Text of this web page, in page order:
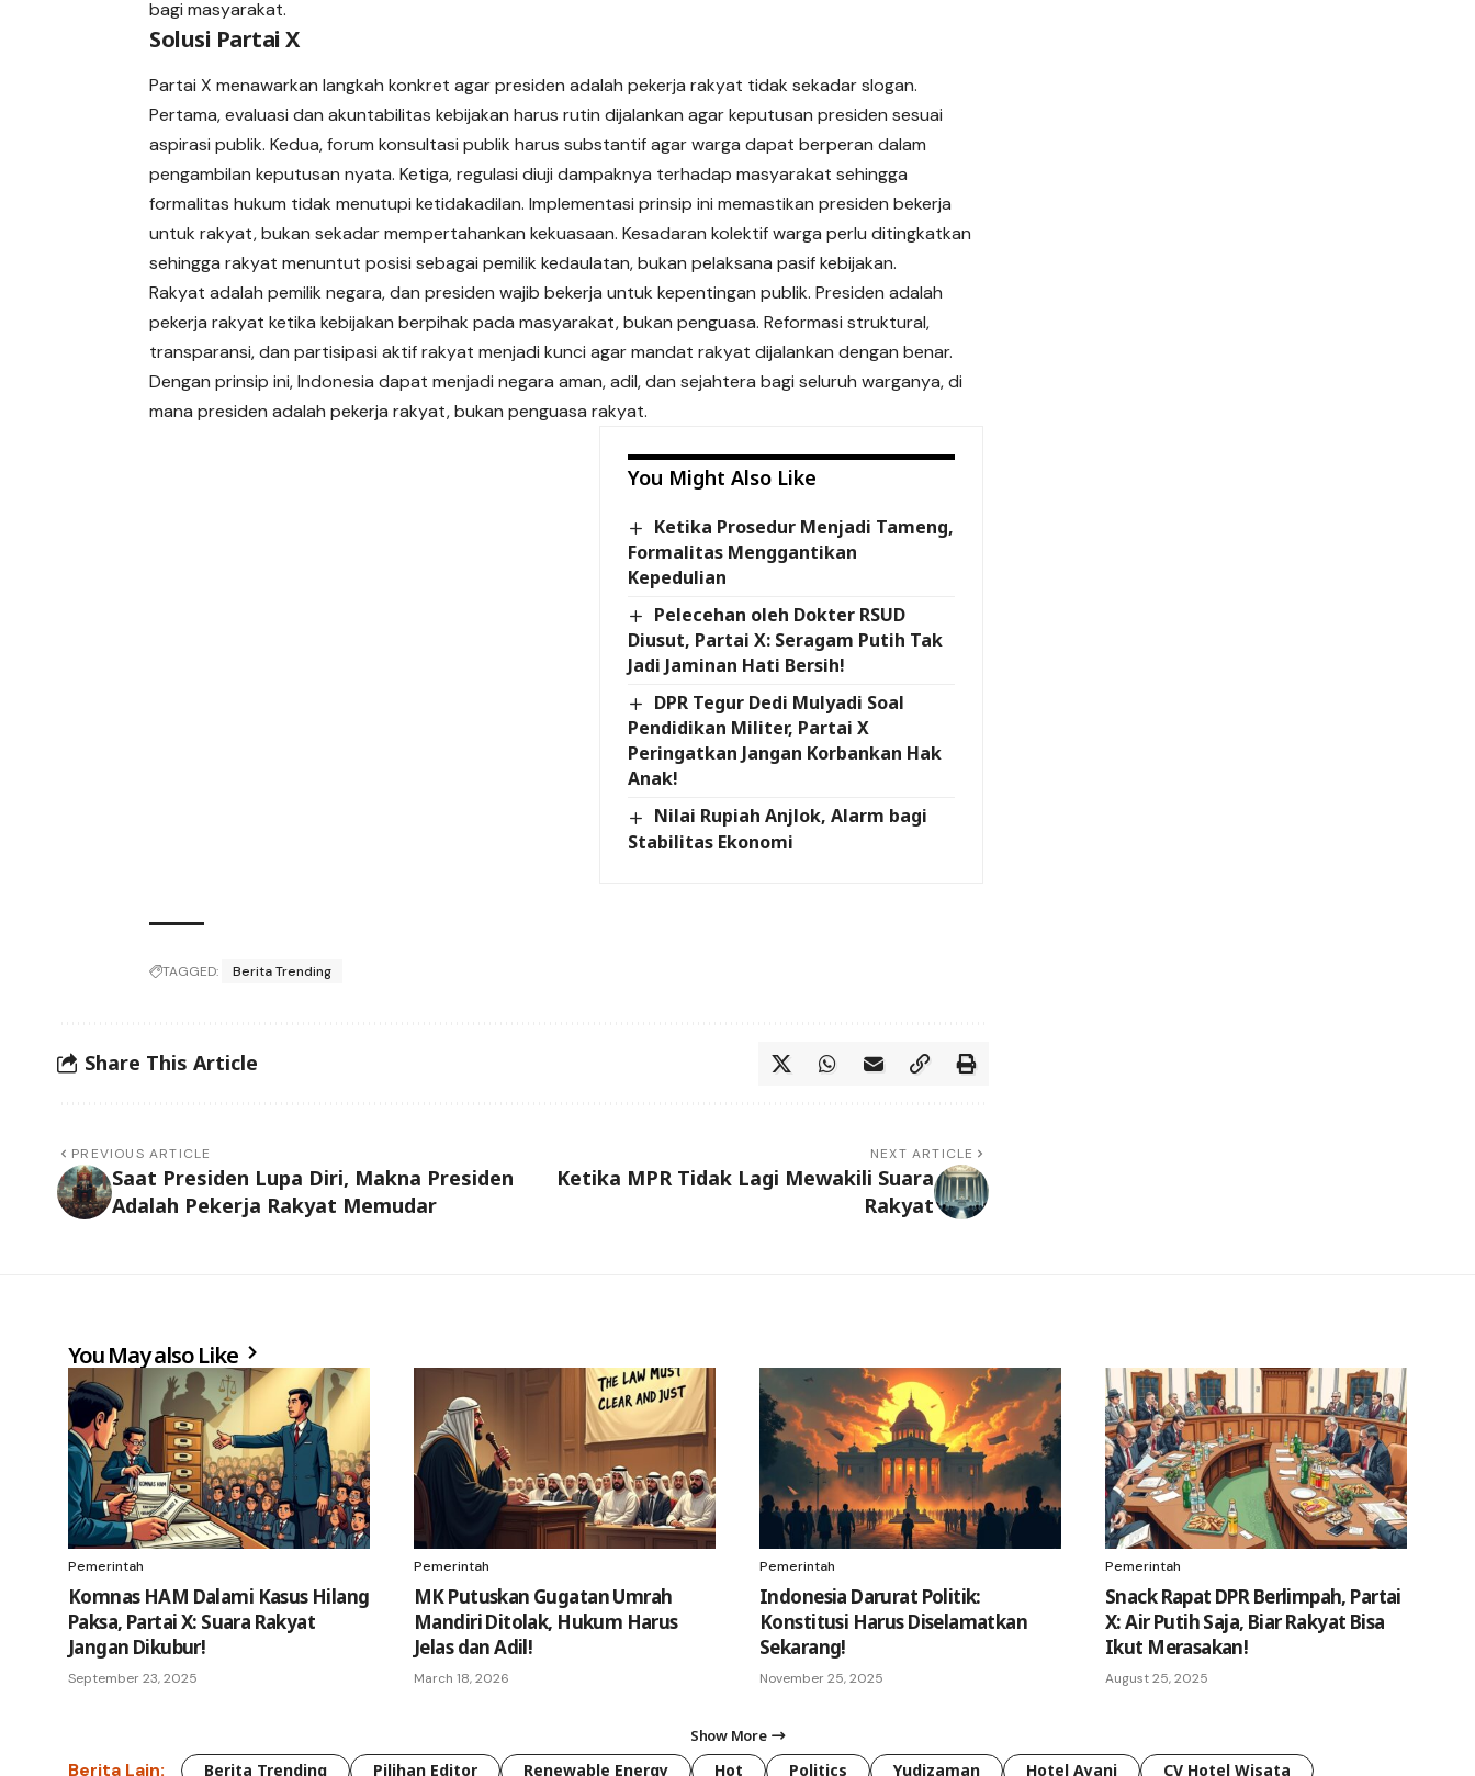
bagi masyarakat.
Solusi Partai X
Partai X menawarkan langkah konkret agar presiden adalah pekerja rakyat tidak sekadar slogan.
Pertama, evaluasi dan akuntabilitas kebijakan harus rutin dijalankan agar keputusan presiden sesuai
aspirasi publik. Kedua, forum konsultasi publik harus substantif agar warga dapat berperan dalam
pengambilan keputusan nyata. Ketiga, regulasi diuji dampaknya terhadap masyarakat sehingga
formalitas hukum tidak menutupi ketidakadilan. Implementasi prinsip ini memastikan presiden bekerja
untuk rakyat, bukan sekadar mempertahankan kekuasaan. Kesadaran kolektif warga perlu ditingkatkan
sehingga rakyat menuntut posisi sebagai pemilik kedaulatan, bukan pelaksana pasif kebijakan.
Rakyat adalah pemilik negara, dan presiden wajib bekerja untuk kepentingan publik. Presiden adalah
pekerja rakyat ketika kebijakan berpihak pada masyarakat, bukan penguasa. Reformasi struktural,
transparansi, dan partisipasi aktif rakyat menjadi kunci agar mandat rakyat dijalankan dengan benar.
Dengan prinsip ini, Indonesia dapat menjadi negara aman, adil, dan sejahtera bagi seluruh warganya, di
mana presiden adalah pekerja rakyat, bukan penguasa rakyat.
You Might Also Like
Ketika Prosedur Menjadi Tameng,
Formalitas Menggantikan
Kepedulian
Pelecehan oleh Dokter RSUD
Diusut, Partai X: Seragam Putih Tak
Jadi Jaminan Hati Bersih!
DPR Tegur Dedi Mulyadi Soal
Pendidikan Militer, Partai X
Peringatkan Jangan Korbankan Hak
Anak!
Nilai Rupiah Anjlok, Alarm bagi
Stabilitas Ekonomi
TAGGED: Berita Trending
Share This Article
PREVIOUS ARTICLE
Saat Presiden Lupa Diri, Makna Presiden
Adalah Pekerja Rakyat Memudar
NEXT ARTICLE
Ketika MPR Tidak Lagi Mewakili Suara
Rakyat
You May also Like
Pemerintah
Komnas HAM Dalami Kasus Hilang
Paksa, Partai X: Suara Rakyat
Jangan Dikubur!
September 23, 2025
Pemerintah
MK Putuskan Gugatan Umrah
Mandiri Ditolak, Hukum Harus
Jelas dan Adil!
March 18, 2026
Pemerintah
Indonesia Darurat Politik:
Konstitusi Harus Diselamatkan
Sekarang!
November 25, 2025
Pemerintah
Snack Rapat DPR Berlimpah, Partai
X: Air Putih Saja, Biar Rakyat Bisa
Ikut Merasakan!
August 25, 2025
Show More
Berita Lain: Berita Trending Pilihan Editor Renewable Energy Hot Politics Yudizaman Hotel Ayani CV Hotel Wisata